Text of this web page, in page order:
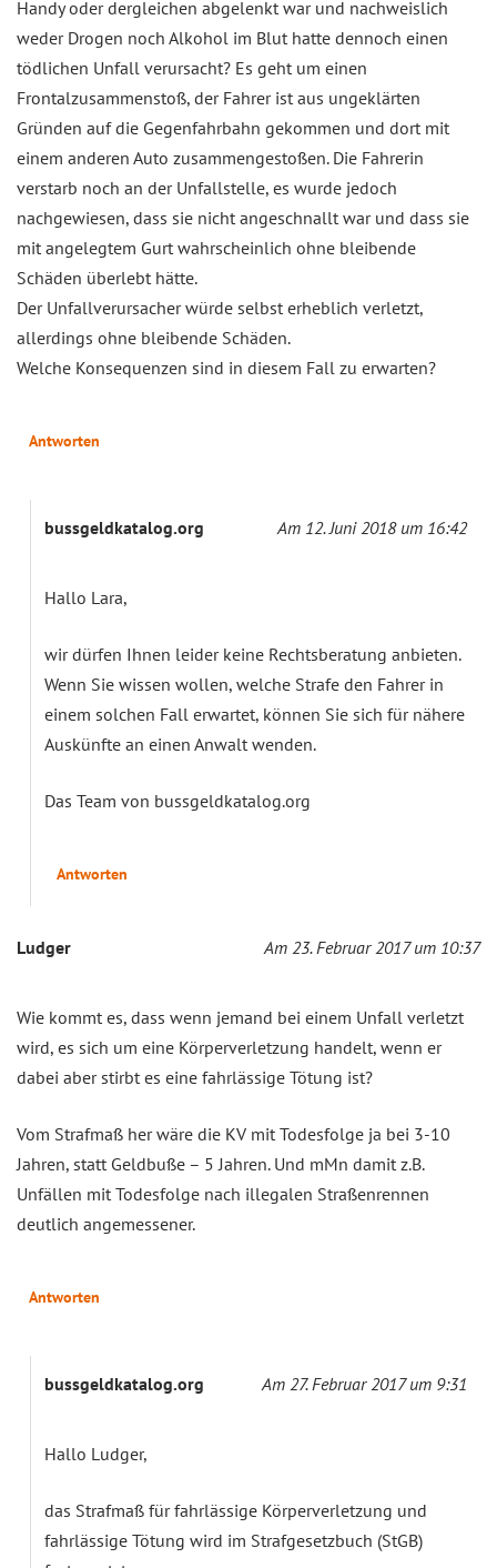
Handy oder dergleichen abgelenkt war und nachweislich
weder Drogen noch Alkohol im Blut hatte dennoch einen
tödlichen Unfall verursacht? Es geht um einen
Frontalzusammenstoß, der Fahrer ist aus ungeklärten
Gründen auf die Gegenfahrbahn gekommen und dort mit
einem anderen Auto zusammengestoßen. Die Fahrerin
verstarb noch an der Unfallstelle, es wurde jedoch
nachgewiesen, dass sie nicht angeschnallt war und dass sie
mit angelegtem Gurt wahrscheinlich ohne bleibende
Schäden überlebt hätte.
Der Unfallverursacher würde selbst erheblich verletzt,
allerdings ohne bleibende Schäden.
Welche Konsequenzen sind in diesem Fall zu erwarten?
Antworten
bussgeldkatalog.org Am 12. Juni 2018 um 16:42
Hallo Lara,
wir dürfen Ihnen leider keine Rechtsberatung anbieten.
Wenn Sie wissen wollen, welche Strafe den Fahrer in
einem solchen Fall erwartet, können Sie sich für nähere
Auskünfte an einen Anwalt wenden.
Das Team von bussgeldkatalog.org
Antworten
Ludger Am 23. Februar 2017 um 10:37
Wie kommt es, dass wenn jemand bei einem Unfall verletzt
wird, es sich um eine Körperverletzung handelt, wenn er
dabei aber stirbt es eine fahrlässige Tötung ist?
Vom Strafmaß her wäre die KV mit Todesfolge ja bei 3-10
Jahren, statt Geldbuße – 5 Jahren. Und mMn damit z.B.
Unfällen mit Todesfolge nach illegalen Straßenrennen
deutlich angemessener.
Antworten
bussgeldkatalog.org Am 27. Februar 2017 um 9:31
Hallo Ludger,
das Strafmaß für fahrlässige Körperverletzung und
fahrlässige Tötung wird im Strafgesetzbuch (StGB)